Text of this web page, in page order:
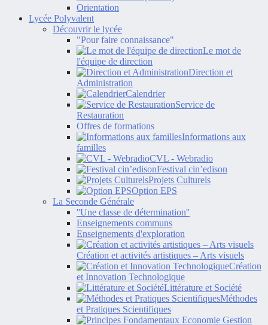
Orientation
Lycée Polyvalent
Découvrir le lycée
"Pour faire connaissance"
Le mot de
l'équipe de direction
Direction et
Administration
Calendrier
Service de
Restauration
Offres de formations
Informations aux
familles
CVL - Webradio
Festival cin’edison
Projets Culturels
Option EPS
La Seconde Générale
''Une classe de détermination''
Enseignements communs
Enseignements d'exploration
Création et activités artistiques – Arts visuels
Création
et Innovation Technologique
Littérature et Société
Méthodes
et Pratiques Scientifiques